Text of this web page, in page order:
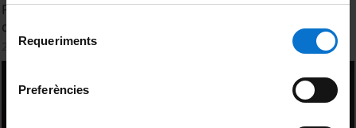
consultar laPolítica de galetes del lloc web de la
Selecció
consentiment
Requeriments
Preferències
Fernando Alcolea: La recepció dels pintors espanyols
durant l’auge del comerç de l’art a Londres (1850-1936)
24 novembre, 2015